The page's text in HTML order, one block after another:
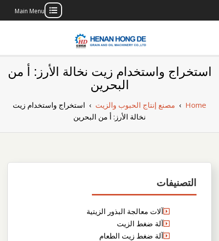
Main Menu
بناء مصنع إنتاج
الزيوت النباتية
الخاص بك
بناء مصنع إنتاج الزيوت النباتية الخاص بك
استخراج واستخدام زيت نخالة الأرز: أ من
البحرين
Home
› مصنع إنتاج الحبوب والزيت › استخراج واستخدام زيت
نخالة الأرز: أ من البحرين
التصنيفات
آلات معالجة البذور الزيتية
آلة ضغط الزيت
آلة ضغط زيت الطعام